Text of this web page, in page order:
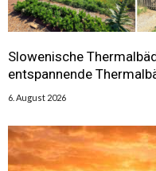
Slowenische
entspannende
6. August 2026